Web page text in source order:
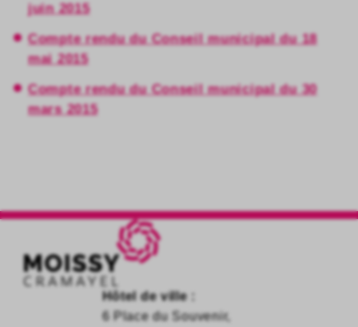
juin 2015
Compte rendu du Conseil municipal du 18
mai 2015
Compte rendu du Conseil municipal du 30
mars 2015
Hôtel de ville :
6 Place du Souvenir,